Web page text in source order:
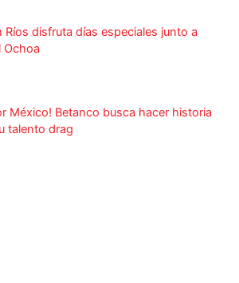
Ríos disfruta días especiales junto a
Ochoa
México! Betanco busca hacer historia
talento drag